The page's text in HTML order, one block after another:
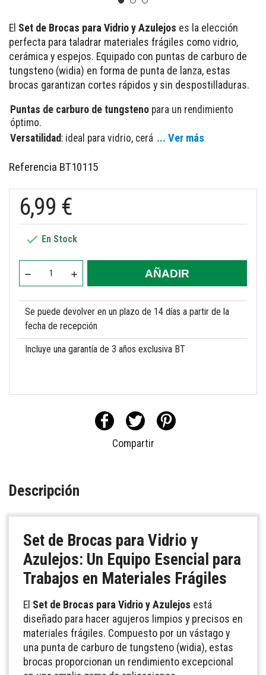
El Set de Brocas para Vidrio y Azulejos es la elección
perfecta para taladrar materiales frágiles como vidrio,
cerámica y espejos. Equipado con puntas de carburo de
tungsteno (widia) en forma de punta de lanza, estas
brocas garantizan cortes rápidos y sin despostilladuras.
Puntas de carburo de tungsteno para un rendimiento
óptimo.
Versatilidad: ideal para vidrio, cerá ... Ver más
Referencia BT10115
6,99 €
 En Stock
AÑADIR
Se puede devolver en un plazo de 14 días a partir de la
fecha de recepción
Incluye una garantía de 3 años exclusiva BT
Compartir
Descripción
Set de Brocas para Vidrio y
Azulejos: Un Equipo Esencial para
Trabajos en Materiales Frágiles
El Set de Brocas para Vidrio y Azulejos está
diseñado para hacer agujeros limpios y precisos en
materiales frágiles. Compuesto por un vástago y
una punta de carburo de tungsteno (widia), estas
brocas proporcionan un rendimiento excepcional